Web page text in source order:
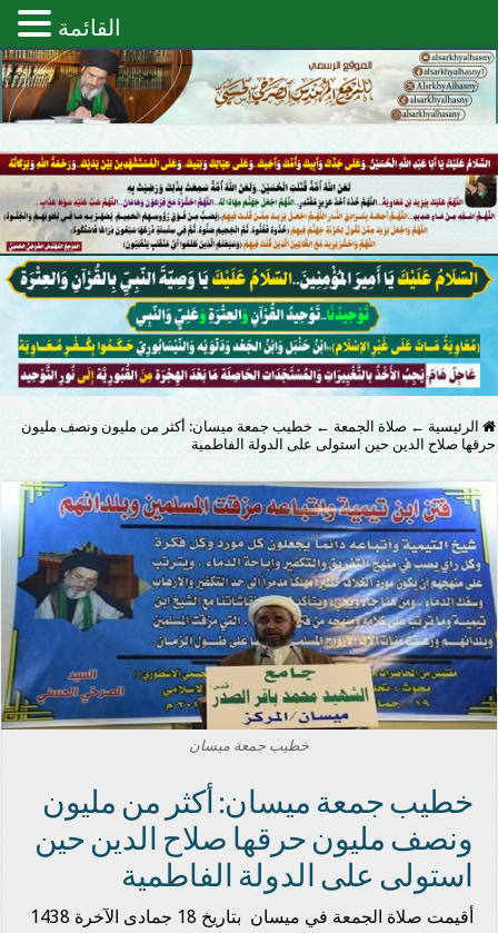
الرئيسية ← صلاة الجمعة ← خطيب جمعة ميسان: أكثر من مليون ونصف مليون
حرقها صلاح الدين حين استولى على الدولة الفاطمية
خطيب جمعة ميسان
خطيب جمعة ميسان: أكثر من مليون
ونصف مليون حرقها صلاح الدين حين
استولى على الدولة الفاطمية
أقيمت صلاة الجمعة في ميسان بتاريخ 18 جمادى الآخرة 1438
القائمة